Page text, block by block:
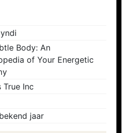
Body: An
of Your Energetic
True Inc
jaar